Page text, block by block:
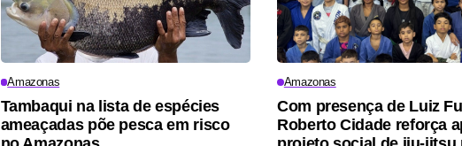
Amazonas
Tambaqui na lista de espécies
ameaçadas põe pesca em risco
Amazonas
Com presença de Luiz
Roberto Cidade reforça